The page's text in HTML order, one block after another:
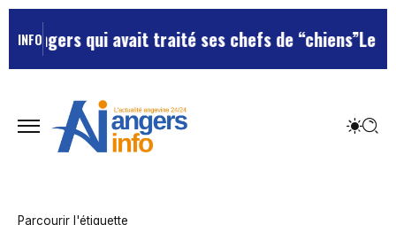
INFO
avait traité ses chefs de “chiens”Le terrain de
Parcourir l'étiquette